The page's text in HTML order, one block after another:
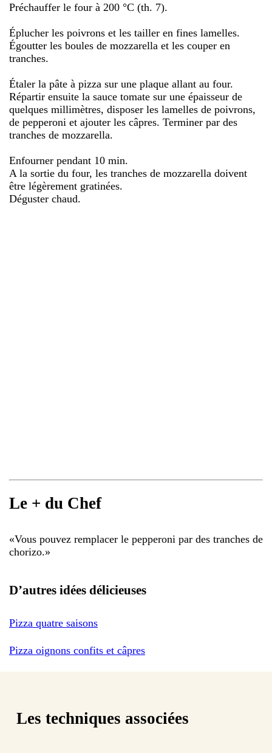
Préchauffer le four à 200 °C (th. 7).
Éplucher les poivrons et les tailler en fines lamelles.
Égoutter les boules de mozzarella et les couper en
tranches.
Étaler la pâte à pizza sur une plaque allant au four.
Répartir ensuite la sauce tomate sur une épaisseur de
quelques millimètres, disposer les lamelles de poivrons,
de pepperoni et ajouter les câpres. Terminer par des
tranches de mozzarella.
Enfourner pendant 10 min.
A la sortie du four, les tranches de mozzarella doivent
être légèrement gratinées.
Déguster chaud.
Le + du Chef
«Vous pouvez remplacer le pepperoni par des tranches de
chorizo.»
D’autres idées délicieuses
Pizza quatre saisons
Pizza oignons confits et câpres
Les techniques associées